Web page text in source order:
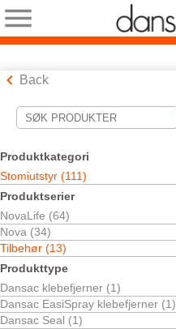
Back
Produktkategori
Stomiutstyr (111)
Produktserier
NovaLife (64)
Nova (34)
Tilbehør (13)
Produkttype
Dansac klebefjerner (1)
Dansac EasiSpray klebefjerner (1)
Dansac Seal (1)
Søkeverktøy
Dine valg:
Stomiutstyr
Tilbehør
Dansac Skin Creme
Ditt valg matchet0resultater
Sorter etter: